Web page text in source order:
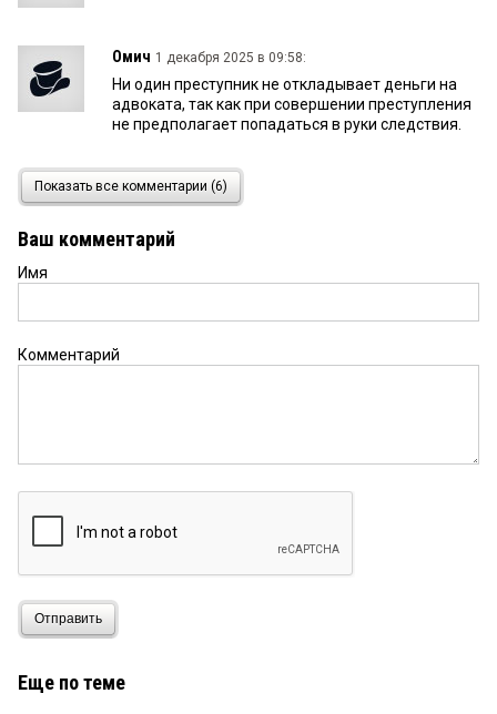
Омич 1 декабря 2025 в 09:58:
Ни один преступник не откладывает деньги на
адвоката, так как при совершении преступления
не предполагает попадаться в руки следствия.
Игорь 1 декабря 2025 в 08:29:
Я не понял разве что то новое и удивительное
Читатель 1 декабря 2025 в 02:02:
преступления «не интересны». «Все сводится к
трудно проникнуть нахрапом.» — то есть
Показать все комментарии (6)
Ваш комментарий
Имя
Комментарий
Отправить
Еще по теме